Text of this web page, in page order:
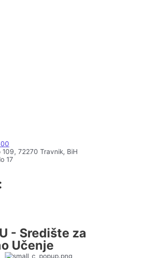
72270 Travnik, BiH
17
- Središte za
Učenje